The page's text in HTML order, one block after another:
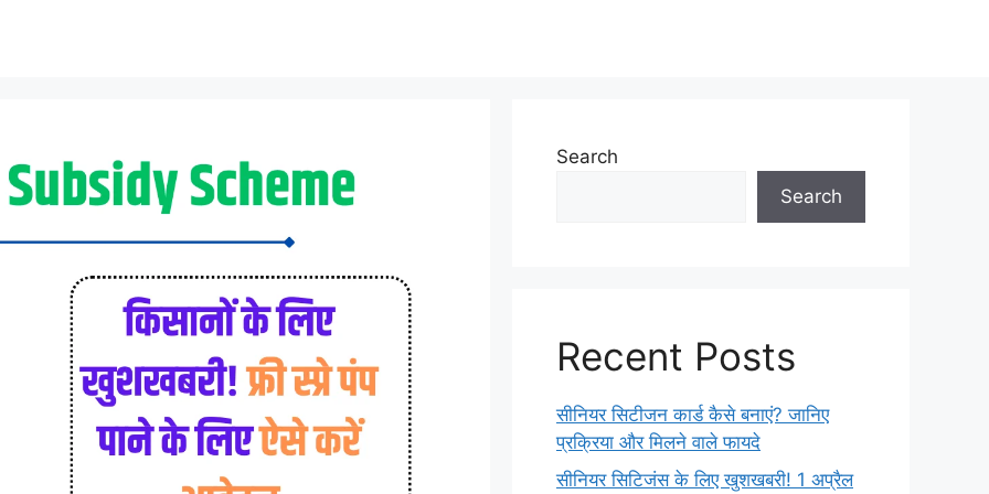
Search
Search
Recent Posts
सीनियर सिटीजन कार्ड कैसे बनाएं? जानिए
प्रक्रिया और मिलने वाले फायदे
सीनियर सिटिजंस के लिए खुशखबरी! 1 अप्रैल